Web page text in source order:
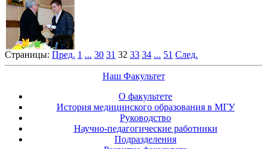
Страницы: Пред. 1 ... 30 31 32 33 34 ... 51 След.
Наш Факультет
О факультете
История медицинского образования в МГУ
Руководство
Научно-педагогические работники
Подразделения